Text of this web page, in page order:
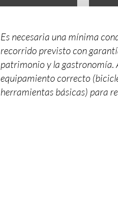
Es necesaria una mínima
recorrido previsto con
patrimonio y la gastronomía.
equipamiento correcto
herramientas básicas) para